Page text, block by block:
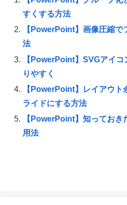
すくする方法
【PowerPoint】画像圧縮で
法
【PowerPoint】SVGアイ
りやすく
【PowerPoint】レイアウト
ライドにする方法
【PowerPoint】知ってお
用法